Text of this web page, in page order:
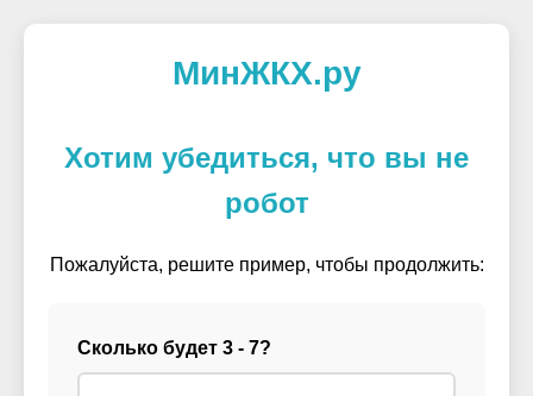
МинЖКХ.ру
Хотим убедиться, что вы не
робот
Пожалуйста, решите пример, чтобы продолжить:
Сколько будет 3 - 7?